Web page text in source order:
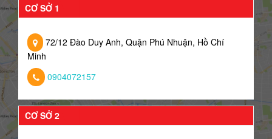
CƠ SỞ 1
72/12 Đào Duy Anh, Quận Phú Nhuận, Hồ Chí
Minh
0904072157
CƠ SỞ 2